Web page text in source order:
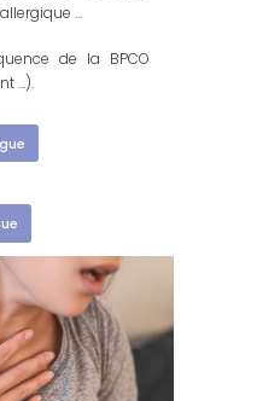
…
de la BPCO
…).